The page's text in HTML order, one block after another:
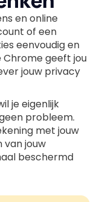
en online
of een
eenvoudig en
Chrome geeft jou
jouw privacy
je eigenlijk
probleem.
met jouw
van jouw
beschermd